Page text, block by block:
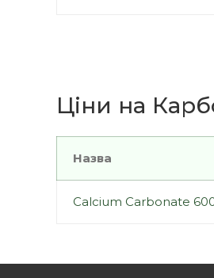
Ціни на
Назва
Calcium Carbonate